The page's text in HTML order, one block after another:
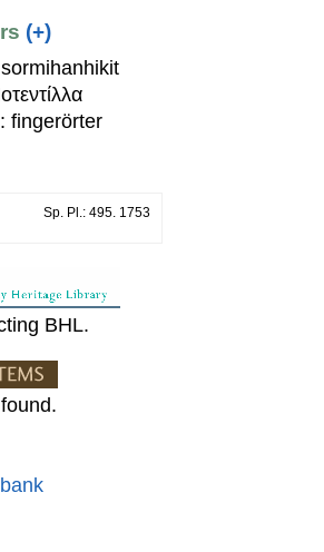
(+)
: fingerörter
Sp. Pl.: 495. 1753
BHL.